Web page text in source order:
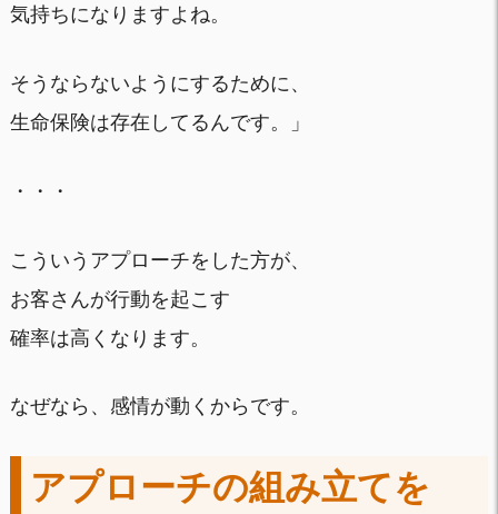
気持ちになりますよね。
そうならないようにするために、
生命保険は存在してるんです。」
・・・
こういうアプローチをした方が、
お客さんが行動を起こす
確率は高くなります。
なぜなら、感情が動くからです。
アプローチの組み立てを